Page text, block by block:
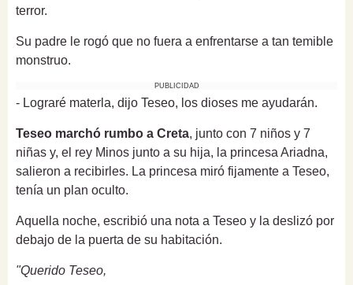
terror.
Su padre le rogó que no fuera a enfrentarse a tan temible
monstruo.
PUBLICIDAD
- Lograré materla, dijo Teseo, los dioses me ayudarán.
Teseo marchó rumbo a Creta, junto con 7 niños y 7
niñas y, el rey Minos junto a su hija, la princesa Ariadna,
salieron a recibirles. La princesa miró fijamente a Teseo,
tenía un plan oculto.
Aquella noche, escribió una nota a Teseo y la deslizó por
debajo de la puerta de su habitación.
"Querido Teseo,